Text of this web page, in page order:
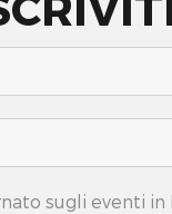
sugli eventi